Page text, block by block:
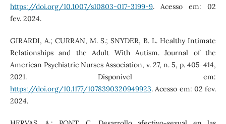
https://doi.org/10.1007/s10803-017-3199-9. Acesso em: 02
fev. 2024.
GIRARDI, A.; CURRAN, M. S.; SNYDER, B. L. Healthy Intimate
Relationships and the Adult With Autism. Journal of the
American Psychiatric Nurses Association, v. 27, n. 5, p. 405-414,
2021. Disponível em:
https://doi.org/10.1177/1078390320949923. Acesso em: 02 fev.
2024.